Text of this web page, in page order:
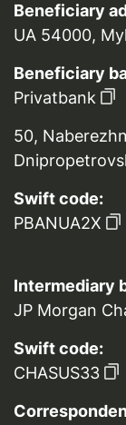
Beneficiary
UA 54000,
Beneficiary
Privatbank
50,
Swift code:
PBANUA2X
Intermediary
JP Morgan
Swift code:
CHASUS33